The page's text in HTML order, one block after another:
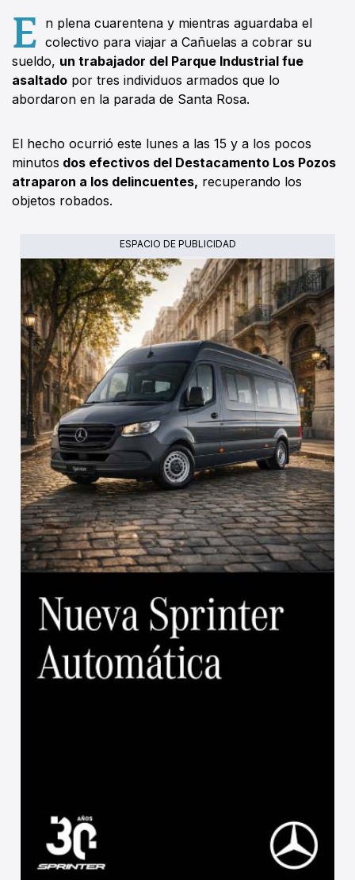
E n plena cuarentena y mientras aguardaba el
colectivo para viajar a Cañuelas a cobrar su
sueldo, un trabajador del Parque Industrial fue
asaltado por tres individuos armados que lo
abordaron en la parada de Santa Rosa.
El hecho ocurrió este lunes a las 15 y a los pocos
minutos dos efectivos del Destacamento Los Pozos
atraparon a los delincuentes, recuperando los
objetos robados.
ESPACIO DE PUBLICIDAD